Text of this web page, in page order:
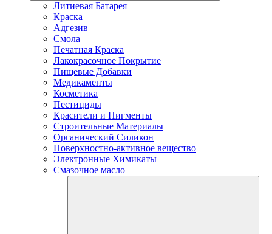
Литиевая Батарея
Краска
Адгезив
Смола
Печатная Краска
Лакокрасочное Покрытие
Пищевые Добавки
Медикаменты
Косметика
Пестициды
Красители и Пигменты
Строительные Материалы
Органический Силикон
Поверхностно-активное вещество
Электронные Химикаты
Смазочное масло